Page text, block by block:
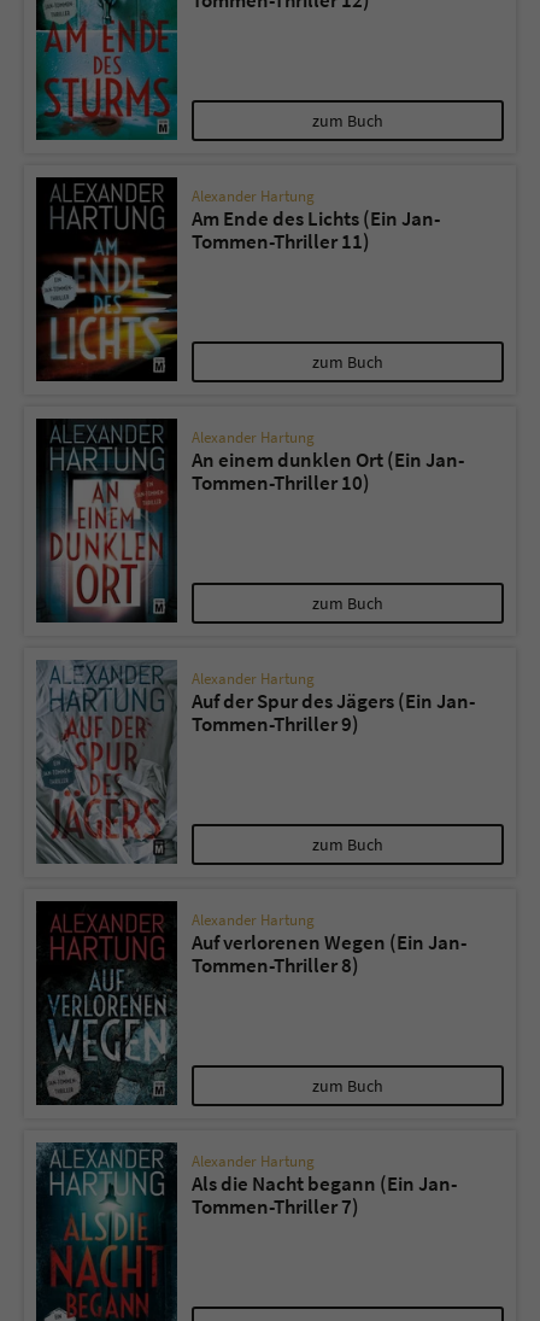
zum Buch
Alexander Hartung
Am Ende des Lichts (Ein Jan-
Tommen-Thriller 11)
zum Buch
Alexander Hartung
An einem dunklen Ort (Ein Jan-
Tommen-Thriller 10)
zum Buch
Alexander Hartung
Auf der Spur des Jägers (Ein Jan-
Tommen-Thriller 9)
zum Buch
Alexander Hartung
Auf verlorenen Wegen (Ein Jan-
Tommen-Thriller 8)
zum Buch
Alexander Hartung
Als die Nacht begann (Ein Jan-
Tommen-Thriller 7)